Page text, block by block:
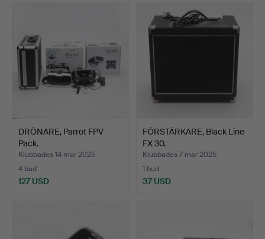
DRÖNARE, Parrot FPV
Pack.
Klubbades 14 mar 2025
4 bud
127 USD
FÖRSTÄRKARE, Black Line
FX 30.
Klubbades 7 mar 2025
1 bud
37 USD